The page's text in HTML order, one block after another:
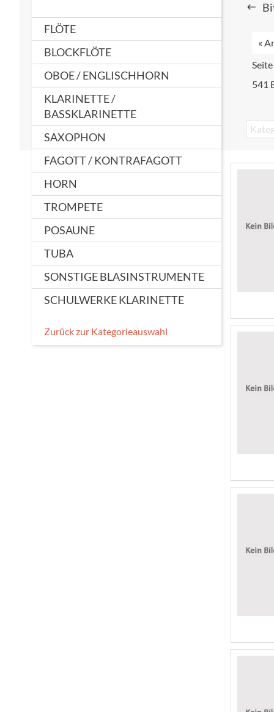
FLÖTE
BLOCKFLÖTE
OBOE / ENGLISCHHORN
KLARINETTE /
BASSKLARINETTE
SAXOPHON
FAGOTT / KONTRAFAGOTT
HORN
TROMPETE
POSAUNE
TUBA
SONSTIGE BLASINSTRUMENTE
SCHULWERKE KLARINETTE
Zurück zur Kategorieauswahl
«
541